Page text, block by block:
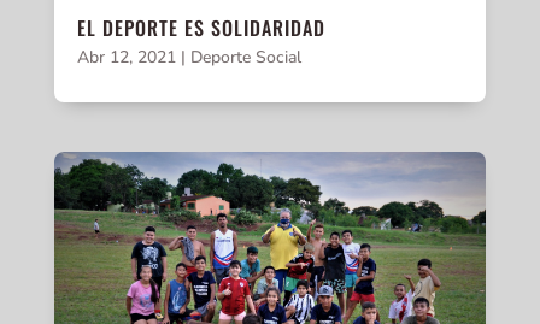
EL DEPORTE ES SOLIDARIDAD
Abr 12, 2021| Deporte Social